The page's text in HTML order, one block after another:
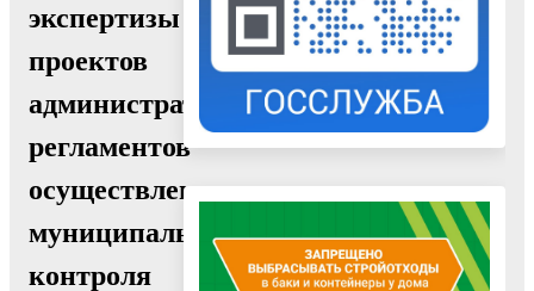
экспертизы
проектов
административных
регламентов
осуществления
муниципального
контроля